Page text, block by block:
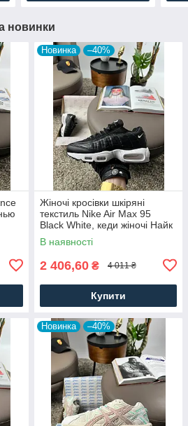
новинки
Новинка –40%
Жіночі кросівки шкіряні
текстиль Nike Air Max 95
Black White, кеди жіночі Найк
чорні. Жіноче взуття
В наявності
2 406,60 ₴ 4 011 ₴
Купити
Новинка –40%